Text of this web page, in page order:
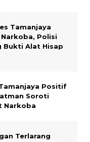
Tamanjaya
Polisi
Bukti Alat Hisap
Positif
Soroti
Narkoba
Terlarang